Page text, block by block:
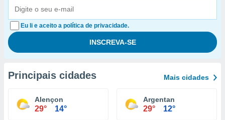
Eu li e aceito a política de privacidade.
Principais cidades Mais cidades
Alençon
29° 14°
Argentan
29° 12°